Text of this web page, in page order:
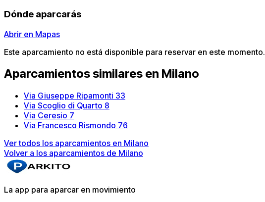
Dónde aparcarás
Abrir en Mapas
Este aparcamiento no está disponible para reservar en este momento.
Aparcamientos similares en Milano
Via Giuseppe Ripamonti 33
Via Scoglio di Quarto 8
Via Ceresio 7
Via Francesco Rismondo 76
Ver todos los aparcamientos en Milano
Volver a los aparcamientos de Milano
La app para aparcar en movimiento